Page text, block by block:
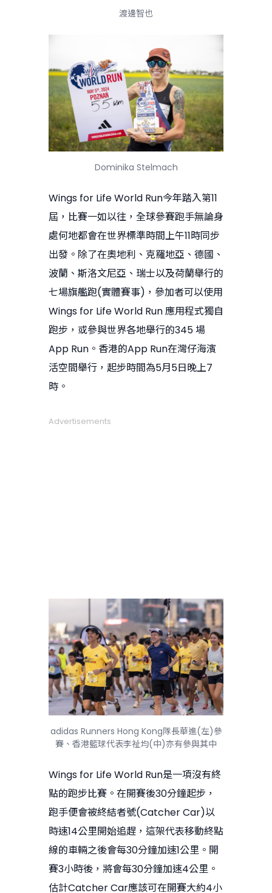
渡邊智也
Dominika Stelmach
Wings for Life World Run今年踏入第11
屆，比賽一如以往，全球參賽跑手無論身
處何地都會在世界標準時間上午11時同步
出發。除了在奧地利、克羅地亞、德國、
波蘭、斯洛文尼亞、瑞士以及荷蘭舉行的
七場旗艦跑(實體賽事)，參加者可以使用
Wings for Life World Run 應用程式獨自
跑步，或參與世界各地舉行的345 場
App Run。香港的App Run在灣仔海濱
活空間舉行，起步時間為5月5日晚上7
時。
Advertisements
adidas Runners Hong Kong隊長華進(左)參
賽、香港籃球代表李祉均(中)亦有參與其中
Wings for Life World Run是一項沒有終
點的跑步比賽。在開賽後30分鐘起步，
跑手便會被終結者號(Catcher Car)以
時速14公里開始追趕，這架代表移動終點
線的車輛之後會每30分鐘加速1公里。開
賽3小時後，將會每30分鐘加速4公里。
估計Catcher Car應該可在開賽大約4小